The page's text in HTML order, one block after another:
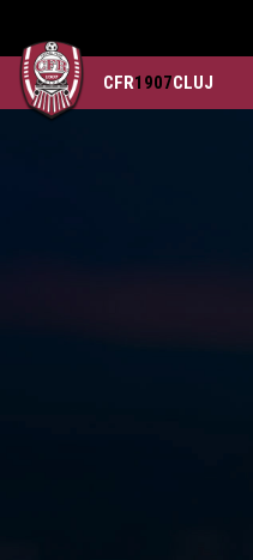
CFR1907CLUJ